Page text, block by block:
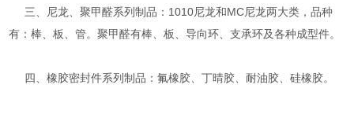
三、尼龙、聚甲醛系列制品：1010尼龙和MC尼龙两大类，品种
有：棒、板、管。聚甲醛有棒、板、导向环、支承环及各种成型件。
四、橡胶密封件系列制品：氟橡胶、丁晴胶、耐油胶、硅橡胶。